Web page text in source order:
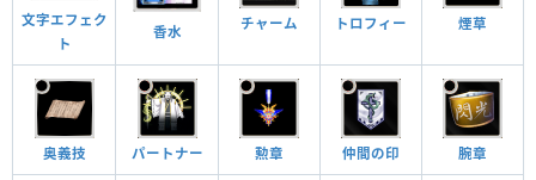
文字エフェク
ト
香水 チャーム トロフィー 煙草
奥義技 パートナー 勲章 仲間の印 腕章